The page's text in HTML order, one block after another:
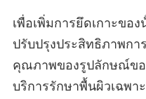
เพื่อเพิ่มการยึดเกาะข
ปรับปรุงประสิทธิภาพก
คุณภาพของรูปลักษณ์ข
บริการรักษาพื้นผิวเฉพา